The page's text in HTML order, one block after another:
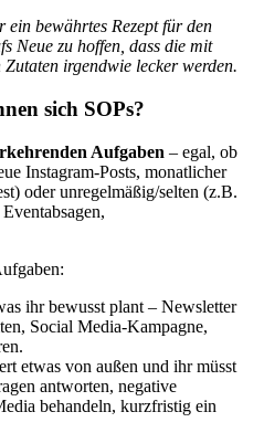
ein bewährtes Rezept für den
Neue zu hoffen, dass die mit
irgendwie lecker werden.
sich SOPs?
Aufgaben – egal, ob
Instagram-Posts, monatlicher
oder unregelmäßig/selten (z.B.
ihr bewusst plant – Newsletter
Social Media-Kampagne,
etwas von außen und ihr müsst
antworten, negative
behandeln, kurzfristig ein